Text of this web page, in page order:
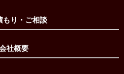
もり・ご相談
社概要